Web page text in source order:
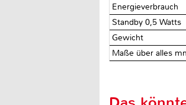
Energieverbrauch
Standby 0,5 Watts
Gewicht
Maße über alles